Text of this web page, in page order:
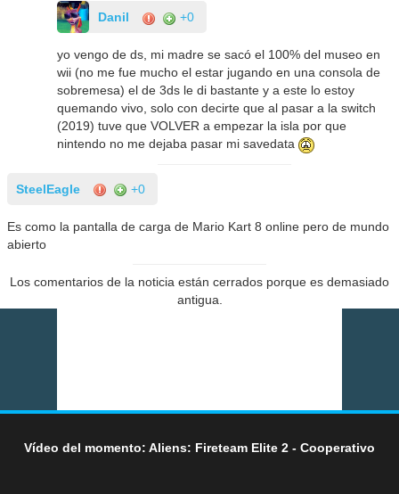
Danil +0
yo vengo de ds, mi madre se sacó el 100% del museo en
wii (no me fue mucho el estar jugando en una consola de
sobremesa) el de 3ds le di bastante y a este lo estoy
quemando vivo, solo con decirte que al pasar a la switch
(2019) tuve que VOLVER a empezar la isla por que
nintendo no me dejaba pasar mi savedata
SteelEagle +0
Es como la pantalla de carga de Mario Kart 8 online pero de mundo
abierto
Los comentarios de la noticia están cerrados porque es demasiado
antigua.
Vídeo del momento: Aliens: Fireteam Elite 2 - Cooperativo